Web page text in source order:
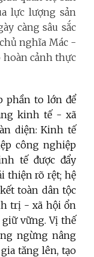
lực lượng sản
càng sâu sắc
nghĩa Mác -
cảnh thực
phần to lớn để
kinh tế - xã
diện: Kinh tế
công nghiệp
tế được đẩy
thiện rõ rệt; hệ
toàn dân tộc
trị - xã hội ổn
vững. Vị thế
ngừng nâng
tăng lên, tạo